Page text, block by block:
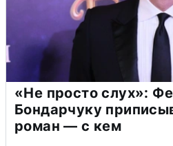
«Не просто слух»:
Бондарчуку
роман — с кем